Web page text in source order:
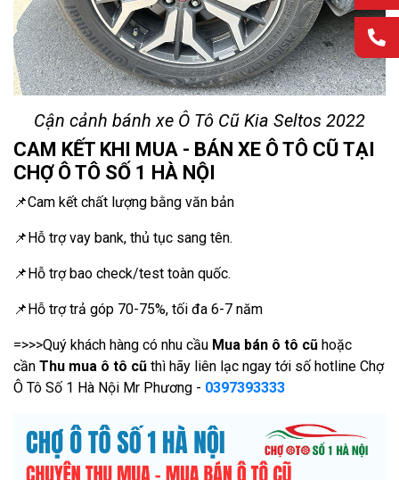
Cận cảnh bánh xe Ô Tô Cũ Kia Seltos 2022
CAM KẾT KHI MUA - BÁN XE Ô TÔ CŨ TẠI
CHỢ Ô TÔ SỐ 1 HÀ NỘI
📌Cam kết chất lượng bằng văn bản
📌Hỗ trợ vay bank, thủ tục sang tên.
📌Hỗ trợ bao check/test toàn quốc.
📌Hỗ trợ trả góp 70-75%, tối đa 6-7 năm
=>>>Quý khách hàng có nhu cầu Mua bán ô tô cũ hoặc
cần Thu mua ô tô cũ thì hãy liên lạc ngay tới số hotline Chợ
Ô Tô Số 1 Hà Nội Mr Phương - 0397393333